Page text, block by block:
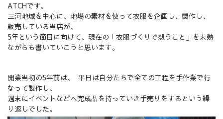
ATCHです。
三河地域を中心に、地場の素材を使って衣服を企画し、製作し、
販売している当店が、
5年という節目に向けて、現在の「衣服づくりで想うこと」を未熟
ながらも書いていこうと思います。
開業当初の5年前は、 平日は自分たちで全ての工程を手作業で行
なって製作し、
週末にイベントなどへ完成品を持っていき手売りをするという繰
り返しでした。